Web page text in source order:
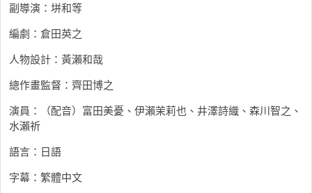
副導演：垪和等
編劇：倉田英之
人物設計：黃瀨和哉
總作畫監督：齊田博之
演員：（配音）富田美憂、伊瀨茉莉也、井澤詩織、森川智之、
水瀨祈
語言：日語
字幕：繁體中文